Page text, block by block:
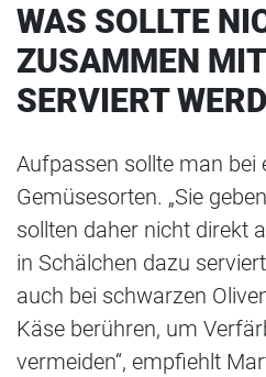
WAS SOLLTE
ZUSAMMEN
SERVIERT
Aufpassen sollte man bei
Gemüsesorten. „Sie
sollten daher nicht direkt
in Schälchen dazu
auch bei schwarzen
Käse berühren, um
vermeiden“, empfiehlt